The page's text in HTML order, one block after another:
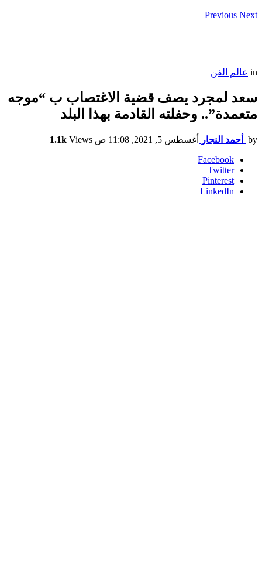
Previous Next
in عالم الفن
سعد لمجرد يصف قضية الاغتصاب ب “موجه
متعمدة”.. وحفلته القادمة بهذا البلد
by أحمد النجار أغسطس 5, 2021, 11:08 ص 1.1k Views
Facebook
Twitter
Pinterest
LinkedIn